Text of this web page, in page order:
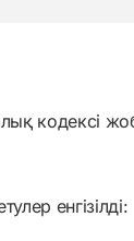
кодексі
енгізілді: